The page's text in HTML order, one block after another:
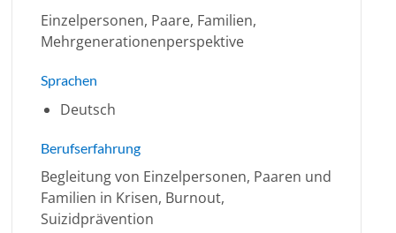
Einzelpersonen, Paare, Familien,
Mehrgenerationenperspektive
Sprachen
Deutsch
Berufserfahrung
Begleitung von Einzelpersonen, Paaren und
Familien in Krisen, Burnout,
Suizidprävention